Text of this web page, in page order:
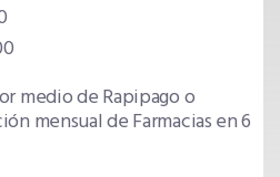
medio de Rapipago o
mensual de Farmacias en 6